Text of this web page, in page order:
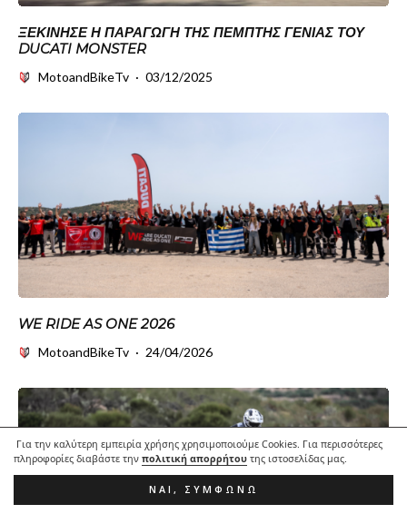
Για την καλύτερη εμπειρία χρήσης χρησιμοποιούμε Cookies. Για περισσότερες
πληροφορίες διαβάστε την πολιτική απορρήτου της ιστοσελίδας μας.
ΝΑΙ, ΣΥΜΦΩΝΏ
ΞΕΚΊΝΗΣΕ Η ΠΑΡΑΓΩΓΉ ΤΗΣ ΠΈΜΠΤΗΣ ΓΕΝΙΆΣ ΤΟΥ
DUCATI MONSTER
MotoandBikeTv · 03/12/2025
WE RIDE AS ONE 2026
MotoandBikeTv · 24/04/2026